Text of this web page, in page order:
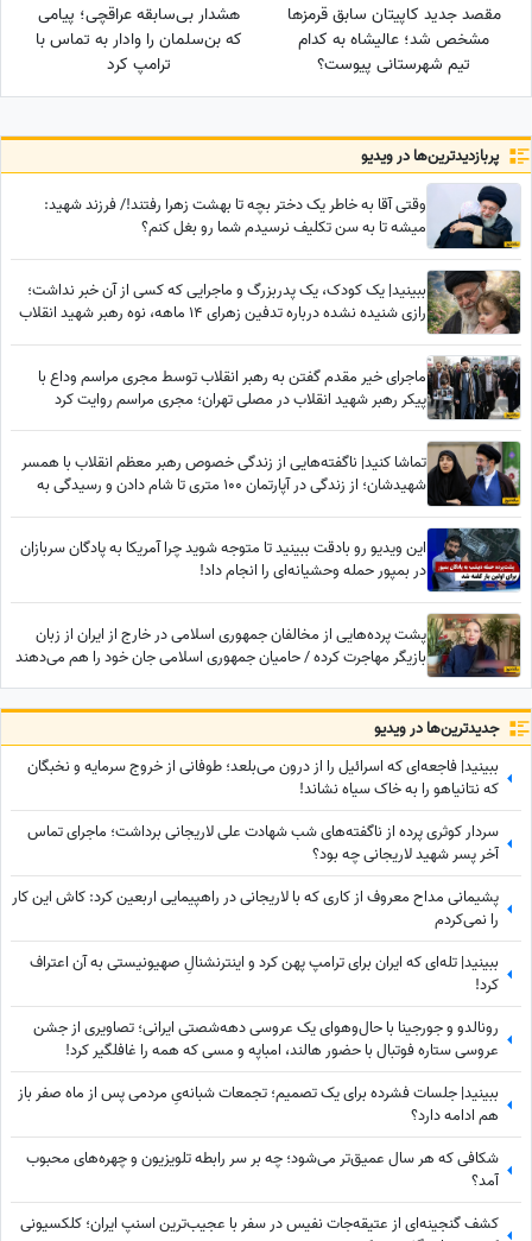
مقصد جدید کاپیتان سابق قرمزها
مشخص شد؛ عالیشاه به کدام
تیم شهرستانی پیوست؟
هشدار بی‌سابقه عراقچی؛ پیامی
که بن‌سلمان را وادار به تماس با
ترامپ کرد
پربازدید‌ترین‌ها در ویدیو
وقتی آقا به خاطر یک دختر بچه تا بهشت زهرا رفتند!/ فرزند شهید:
میشه تا به سن تکلیف نرسیدم شما رو بغل کنم؟
ببینید| یک کودک، یک پدربزرگ و ماجرایی که کسی از آن خبر نداشت؛
رازی شنیده نشده درباره تدفین زهرای 14 ماهه، نوه رهبر شهید انقلاب
ماجرای خیر مقدم گفتن به رهبر انقلاب توسط مجری مراسم وداع با
پیکر رهبر شهید انقلاب در مصلی تهران؛ مجری مراسم روایت کرد
تماشا کنید| ناگفته‌هایی از زندگی خصوص رهبر معظم انقلاب با همسر
شهیدشان؛ از زندگی در آپارتمان 100 متری تا شام دادن و رسیدگی به
این ویدیو رو بادقت ببینید تا متوجه شوید چرا آمریکا به پادگان سربازان
در بمپور حمله وحشیانه‌ای را انجام داد!
پشت پرده‌هایی از مخالفان جمهوری اسلامی در خارج از ایران از زبان
بازیگر مهاجرت کرده / حامیان جمهوری اسلامی جان خود را هم می‌دهند
جدید‌ترین‌ها در ویدیو
ببینید| فاجعه‌ای که اسرائیل را از درون می‌بلعد؛ طوفانی از خروج سرمایه و نخبگان
که نتانیاهو را به خاک سیاه نشاند!
سردار کوثری پرده از ناگفته‌های شب شهادت علی لاریجانی برداشت؛ ماجرای تماس
آخر پسر شهید لاریجانی چه بود؟
پشیمانی مداح معروف از کاری که با لاریجانی در راهپیمایی اربعین کرد: کاش این کار
را نمی‌کردم
ببینید| تله‌ای که ایران برای ترامپ پهن کرد و اینترنشنالِ صهیونیستی به آن اعتراف
کرد!
رونالدو و جورجینا با حال‌وهوای یک عروسی دهه‌شصتی ایرانی؛ تصاویری از جشن
عروسی ستاره فوتبال با حضور هالند، امباپه و مسی که همه را غافلگیر کرد!
ببینید| جلسات فشرده برای یک تصمیم؛ تجمعات شبانه‌یِ مردمی پس از ماه صفر باز
هم ادامه دارد؟
شکافی که هر سال عمیق‌تر می‌شود؛ چه بر سر رابطه تلویزیون و چهره‌های محبوب
آمد؟
کشف گنجینه‌ای از عتیقه‌جات نفیس در سفر با عجیب‌ترین اسنپ ایران؛ کلکسیونی